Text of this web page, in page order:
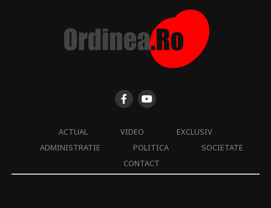
ACTUAL VIDEO
EXCLUSIV
ADMINISTRATIE
POLITICA
SOCIETATE
CONTACT